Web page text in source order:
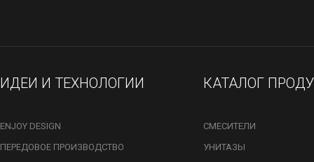
ИДЕИ И ТЕХНОЛОГИИ
ENJOY DESIGN
ПЕРЕДОВОЕ ПРОИЗВОДСТВО
КАТАЛОГ
СМЕСИТЕЛИ
УНИТАЗЫ